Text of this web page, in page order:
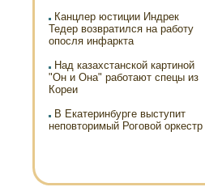
Канцлер юстиции Индрек
Тедер возвратился на работу
опосля инфаркта
Над казахстанской картиной
"Он и Она" работают спецы из
Кореи
В Екатеринбурге выступит
неповторимый Роговой оркестр